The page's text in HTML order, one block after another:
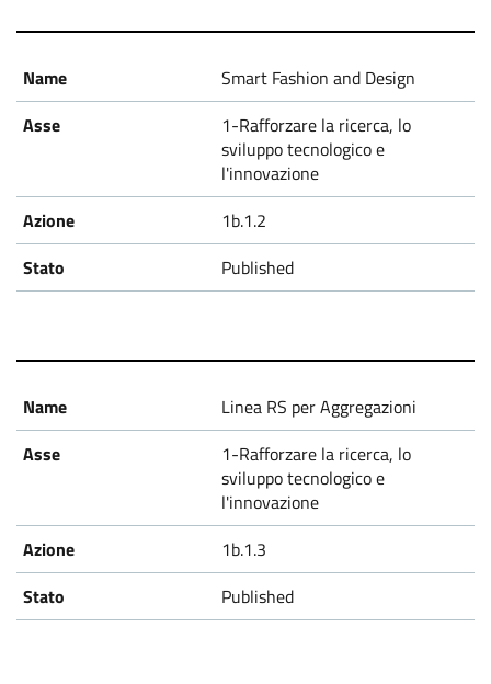
Smart Fashion and Design
1-Rafforzare la ricerca, lo
sviluppo tecnologico e
l'innovazione
1b.1.2
Published
Linea RS per Aggregazioni
1-Rafforzare la ricerca, lo
sviluppo tecnologico e
l'innovazione
1b.1.3
Published